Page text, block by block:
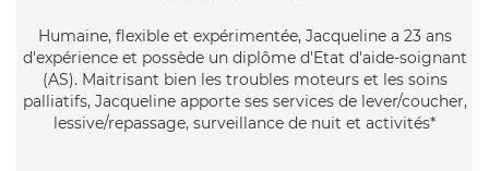
Humaine, flexible et expérimentée, Jacqueline a 23 ans
d'expérience et possède un diplôme d'Etat d'aide-soignant
(AS). Maitrisant bien les troubles moteurs et les soins
palliatifs, Jacqueline apporte ses services de lever/coucher,
lessive/repassage, surveillance de nuit et activités*